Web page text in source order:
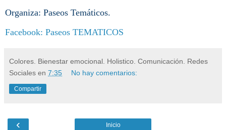
Organiza: Paseos Temáticos.
Facebook: Paseos TEMATICOS
Colores. Bienestar emocional. Holistico. Comunicación. Redes
Sociales en 7:35 No hay comentarios:
Compartir
‹ Inicio